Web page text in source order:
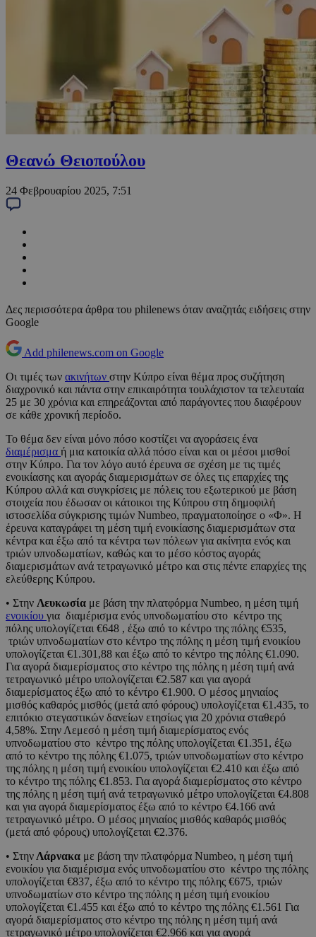
Θεανώ Θειοπούλου
24 Φεβρουαρίου 2025, 7:51
Δες περισσότερα άρθρα του philenews όταν αναζητάς ειδήσεις στην
Google
Add philenews.com on Google
Οι τιμές των ακινήτων στην Κύπρο είναι θέμα προς συζήτηση
διαχρονικό και πάντα στην επικαιρότητα τουλάχιστον τα τελευταία
25 με 30 χρόνια και επηρεάζονται από παράγοντες που διαφέρουν
σε κάθε χρονική περίοδο.
Το θέμα δεν είναι μόνο πόσο κοστίζει να αγοράσεις ένα
διαμέρισμα ή μια κατοικία αλλά πόσο είναι και οι μέσοι μισθοί
στην Κύπρο. Για τον λόγο αυτό έρευνα σε σχέση με τις τιμές
ενοικίασης και αγοράς διαμερισμάτων σε όλες τις επαρχίες της
Κύπρου αλλά και συγκρίσεις με πόλεις του εξωτερικού με βάση
στοιχεία που έδωσαν οι κάτοικοι της Κύπρου στη δημοφιλή
ιστοσελίδα σύγκρισης τιμών Numbeo, πραγματοποίησε o «Φ». Η
έρευνα καταγράφει τη μέση τιμή ενοικίασης διαμερισμάτων στα
κέντρα και έξω από τα κέντρα των πόλεων για ακίνητα ενός και
τριών υπνοδωματίων, καθώς και το μέσο κόστος αγοράς
διαμερισμάτων ανά τετραγωνικό μέτρο και στις πέντε επαρχίες της
ελεύθερης Κύπρου.
• Στην Λευκωσία με βάση την πλατφόρμα Numbeo, η μέση τιμή
ενοικίου για διαμέρισμα ενός υπνοδωματίου στο κέντρο της
πόλης υπολογίζεται €648 , έξω από το κέντρο της πόλης €535,
τριών υπνοδωματίων στο κέντρο της πόλης η μέση τιμή ενοικίου
υπολογίζεται €1.301,88 και έξω από το κέντρο της πόλης €1.090.
Για αγορά διαμερίσματος στο κέντρο της πόλης η μέση τιμή ανά
τετραγωνικό μέτρο υπολογίζεται €2.587 και για αγορά
διαμερίσματος έξω από το κέντρο €1.900. Ο μέσος μηνιαίος
μισθός καθαρός μισθός (μετά από φόρους) υπολογίζεται €1.435, το
επιτόκιο στεγαστικών δανείων ετησίως για 20 χρόνια σταθερό
4,58%. Στην Λεμεσό η μέση τιμή διαμερίσματος ενός
υπνοδωματίου στο κέντρο της πόλης υπολογίζεται €1.351, έξω
από το κέντρο της πόλης €1.075, τριών υπνοδωματίων στο κέντρο
της πόλης η μέση τιμή ενοικίου υπολογίζεται €2.410 και έξω από
το κέντρο της πόλης €1.853. Για αγορά διαμερίσματος στο κέντρο
της πόλης η μέση τιμή ανά τετραγωνικό μέτρο υπολογίζεται €4.808
και για αγορά διαμερίσματος έξω από το κέντρο €4.166 ανά
τετραγωνικό μέτρο. Ο μέσος μηνιαίος μισθός καθαρός μισθός
(μετά από φόρους) υπολογίζεται €2.376.
• Στην Λάρνακα με βάση την πλατφόρμα Numbeo, η μέση τιμή
ενοικίου για διαμέρισμα ενός υπνοδωματίου στο κέντρο της πόλης
υπολογίζεται €837, έξω από το κέντρο της πόλης €675, τριών
υπνοδωματίων στο κέντρο της πόλης η μέση τιμή ενοικίου
υπολογίζεται €1.455 και έξω από το κέντρο της πόλης €1.561 Για
αγορά διαμερίσματος στο κέντρο της πόλης η μέση τιμή ανά
τετραγωνικό μέτρο υπολογίζεται €2.966 και για αγορά